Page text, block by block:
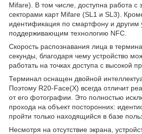
Mifare). В том числе, доступна работа
секторами карт Mifare (SL1 и SL3).
идентификация по смартфону и другим
поддерживающим технологию NFC.
Скорость распознавания лица в
секунды, благодаря чему устройство
работать на точках доступа с высокой
Терминал оснащен двойной
Поэтому R20-Face(X) всегда отличит
от его фотографии. Это полностью
прохода на объект посторонних:
пройти только находящийся в базе
Несмотря на отсутствие экрана,